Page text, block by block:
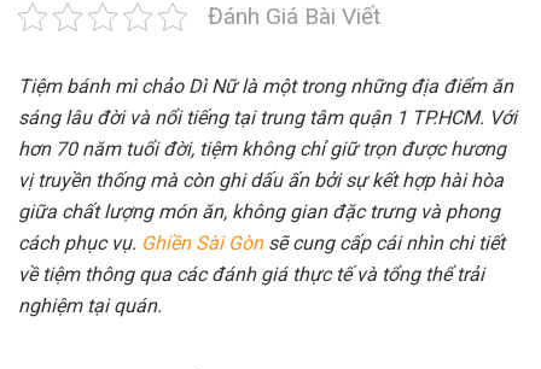
Đánh Giá Bài Viết
Tiệm bánh mì chảo Dì Nữ là một trong những địa điểm ăn
sáng lâu đời và nổi tiếng tại trung tâm quận 1 TP.HCM. Với
hơn 70 năm tuổi đời, tiệm không chỉ giữ trọn được hương
vị truyền thống mà còn ghi dấu ấn bởi sự kết hợp hài hòa
giữa chất lượng món ăn, không gian đặc trưng và phong
cách phục vụ. Ghiền Sài Gònsẽ cung cấp cái nhìn chi tiết
về tiệm thông qua các đánh giá thực tế và tổng thể trải
nghiệm tại quán.